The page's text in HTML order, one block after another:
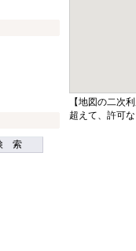
索
【地図の二次
超えて、許可